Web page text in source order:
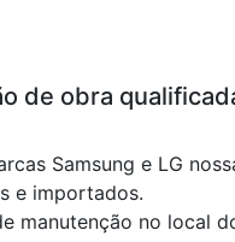
de obra
Samsung e LG
e importados.
manutenção no local